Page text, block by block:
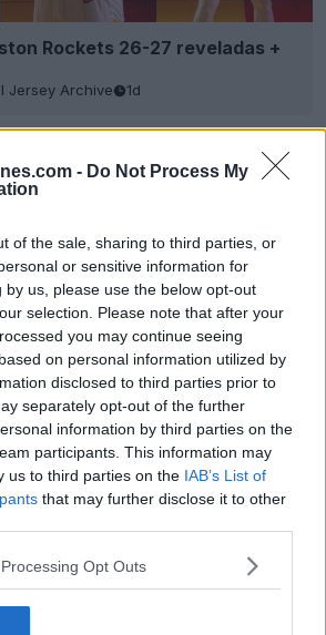
- Do Not Process My
of the sale, sharing to third parties, or
or sensitive information for
by us, please use the below opt-out
selection. Please note that after your
you may continue seeing
on personal information utilized by
disclosed to third parties prior to
separately opt-out of the further
information by third parties on the
participants. This information may
us to third parties on the IAB’s List of
that may further disclose it to other
Opt Outs
Rockets 26-27 reveladas +
Jersey Archive 1d